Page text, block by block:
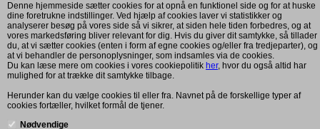
Denne hjemmeside sætter cookies for at opnå en funktionel side og for at huske
dine foretrukne indstillinger. Ved hjælp af cookies laver vi statistikker og
analyserer besøg på vores side så vi sikrer, at siden hele tiden forbedres, og at
vores markedsføring bliver relevant for dig. Hvis du giver dit samtykke, så tillader
du, at vi sætter cookies (enten i form af egne cookies og/eller fra tredjeparter), og
at vi behandler de personoplysninger, som indsamles via de cookies.
Du kan læse mere om cookies i vores cookiepolitik her, hvor du også altid har
mulighed for at trække dit samtykke tilbage.
Herunder kan du vælge cookies til eller fra. Navnet på de forskellige typer af
cookies fortæller, hvilket formål de tjener.
Nødvendige
5771 Stenstrup
CVR: 11269893
Kundeservice
Mandag til fredag: 7:00 - 16:00
Telefon: +45 2083 6101
post@juhlp.dk